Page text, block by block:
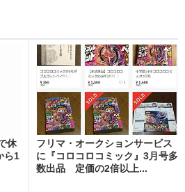
休
ら1
フリマ・オークションサービス
に『コロコロコミック』3月号多
数出品 定価の2倍以上...